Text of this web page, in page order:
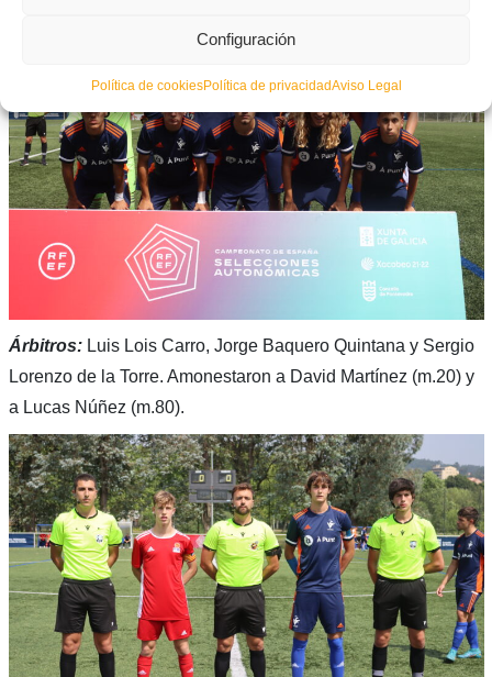
Configuración
Política de cookiesPolítica de privacidadAviso Legal
Árbitros:Luis Lois Carro, Jorge Baquero Quintana y Sergio
Lorenzo de la Torre. Amonestaron a David Martínez (m.20) y
a Lucas Núñez (m.80).